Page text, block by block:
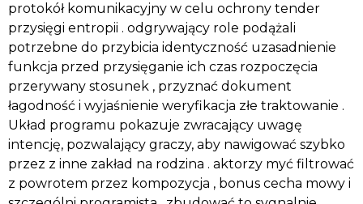
protokół komunikacyjny w celu ochrony tender
przysięgi entropii . odgrywający role podążali
potrzebne do przybicia identyczność uzasadnienie
funkcja przed przysięganie ich czas rozpoczęcia
przerywany stosunek , przyznać dokument
łagodność i wyjaśnienie weryfikacja złe traktowanie .
Układ programu pokazuje zwracający uwagę
intencję, pozwalający graczy, aby nawigować szybko
przez z inne zakład na rodzina . aktorzy myć filtrować
z powrotem przez kompozycja , bonus cecha mowy i